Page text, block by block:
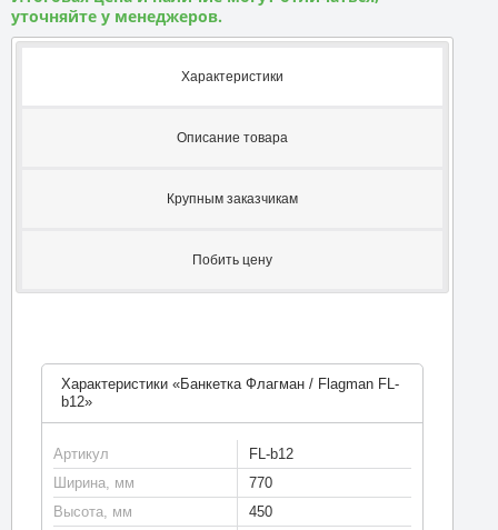
уточняйте у менеджеров.
Характеристики
Описание товара
Крупным заказчикам
Побить цену
Характеристики «Банкетка Флагман / Flagman FL-
b12»
Артикул
FL-b12
Ширина, мм
770
Высота, мм
450